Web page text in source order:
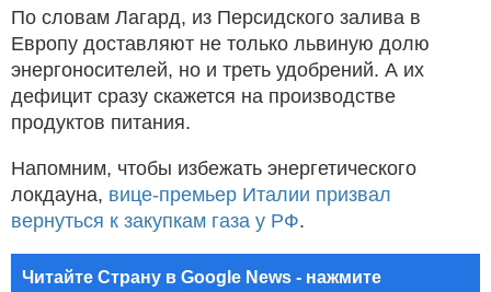
По словам Лагард, из Персидского залива в
Европу доставляют не только львиную долю
энергоносителей, но и треть удобрений. А их
дефицит сразу скажется на производстве
продуктов питания.
Напомним, чтобы избежать энергетического
локдауна, вице-премьер Италии призвал
вернуться к закупкам газа у РФ.
Читайте Страну в Google News - нажмите